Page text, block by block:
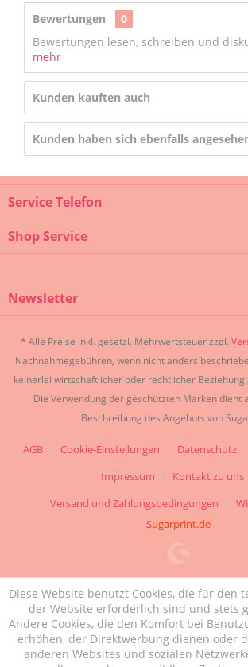
Bewertungen
0
Bewertungen lesen, schreiben und
mehr
Kunden kauften auch
Kunden haben sich ebenfalls
Service Telefon
Shop Service
Newsletter
* Alle Preise inkl. gesetzl. Mehrwertsteuer zzgl.
Nachnahmegebühren, wenn nicht anders
keinerlei wirtschaftlicher oder rechtlicher Beziehung
Die Verwendung der geschützten Marken dient
Beschreibung des Angebots von
AGB Cookie-Einstellungen Datenschutz
Impressum
Kontakt zu uns
Versand und Zahlungsbedingungen
Sugarprint.de
Diese Website benutzt Cookies, die für den
der Website erforderlich sind und stets
Andere Cookies, die den Komfort bei
erhöhen, der Direktwerbung dienen oder
anderen Websites und sozialen